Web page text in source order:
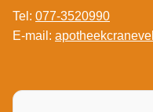
Tel: 077-3520990
E-mail: